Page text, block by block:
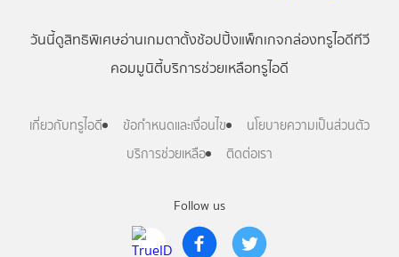
Follow us
วันนี้ดูสิทธิพิเศษอ่านเกมตาตั้งช้อปปิ้งแพ็กเกจกล่องทรูไอดีทีวี
คอมมูนิตี้บริการช่วยเหลือทรูไอดี
เกี่ยวกับทรูไอดี ข้อกำหนดและเงื่อนไข
นโยบายความเป็นส่วนตัว
บริการช่วยเหลือ
ติดต่อเรา